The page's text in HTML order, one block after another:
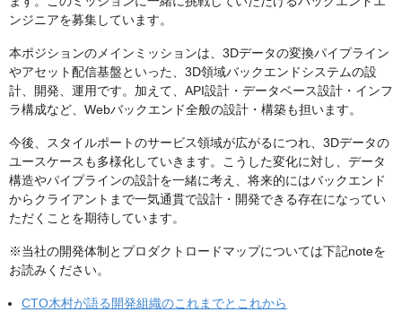
ンジニアを募集しています。
本ポジションのメインミッションは、3Dデータの変換パイプライン
やアセット配信基盤といった、3D領域バックエンドシステムの設
計、開発、運用です。加えて、API設計・データベース設計・インフ
ラ構成など、Webバックエンド全般の設計・構築も担います。
今後、スタイルポートのサービス領域が広がるにつれ、3Dデータの
ユースケースも多様化していきます。こうした変化に対し、データ
構造やパイプラインの設計を一緒に考え、将来的にはバックエンド
からクライアントまで一気通貫で設計・開発できる存在になってい
ただくことを期待しています。
※当社の開発体制とプロダクトロードマップについては下記noteを
お読みください。
CTO木村が語る開発組織のこれまでとこれから